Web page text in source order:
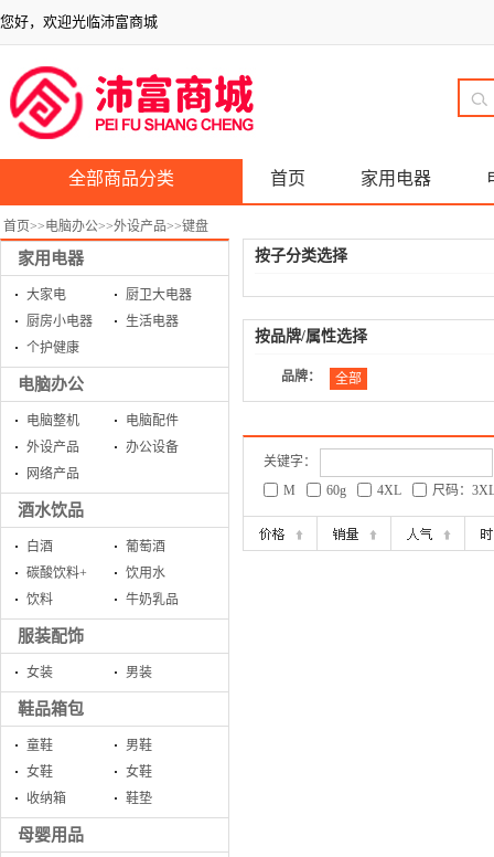
您好，欢迎光临沛富商城
全部商品分类 首页 家用电器
首页>>电脑办公>>外设产品>>键盘
家用电器
大家电
厨卫大电器
厨房小电器
生活电器
个护健康
电脑办公
电脑整机
电脑配件
外设产品
办公设备
网络产品
酒水饮品
白酒
葡萄酒
碳酸饮料+
饮用水
饮料
牛奶乳品
服装配饰
女装 男装
鞋品箱包
童鞋
男鞋
女鞋
女鞋
收纳箱
鞋垫
母婴用品
按子分类选择
按品牌/属性选择
品牌： 全部
关键字：
M
60g 4XL 尺码：